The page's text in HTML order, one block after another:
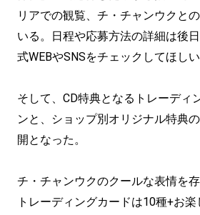
リアでの観覧、チ・チャンウクと
いる。日程や応募方法の詳細は後
式WEBやSNSをチェックしてほしい
そして、CD特典となるトレーディ
ンと、ショップ別オリジナル特典
開となった。
チ・チャンウクのクールな表情を
トレーディングカードは10種+お